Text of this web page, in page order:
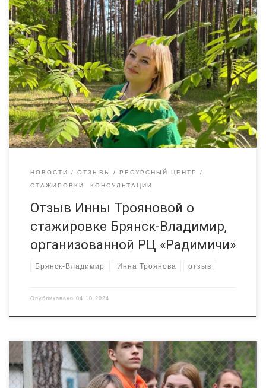
Стажировка: «Создание устойчивых социальных и творческих
проектов для решения местных вопросов».
Время,
проведенное во Владимирской области, пролетело
незаметно.
Г. Владимир. Площадка: Ресурсный центр НКО.
Встреча с представителями некоммерческих организаций и
органами власти. Конструктивный диалог о развитии малых
городов и поселений.
Далее, нас ожидала поездка в
удивительное место пос. Красная Горбатка, […]
НОВОСТИ ОТЗЫВЫ
РЕСУРСНЫЙ ЦЕНТР
СТАЖИРОВКИ, КОНСУЛЬТАЦИИ
Отзыв Инны Трояновой о
стажировке Брянск-Владимир,
организованной РЦ «Радимичи»
Брянск-Владимир Инна Троянова отзыв
Опубликовано 04.10.2024
Семидневная инструктивная методическая смена (ИМС) для
будущих вожатых для детских оздоровительных лагерей